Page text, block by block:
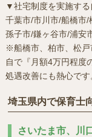
▼社宅制度を実施する
千葉市/市川市/船橋市
孫子市/鎌ヶ谷市/浦安
※船橋市、柏市、松戸
自で『月額4万円程度
処遇改善にも熱心です
埼玉県内で保育士
さいたま市、川